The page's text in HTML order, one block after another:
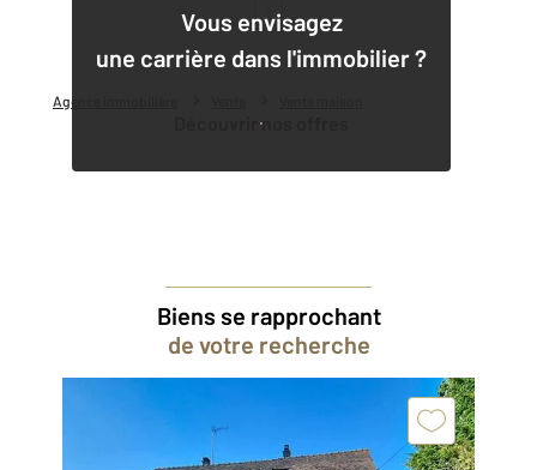
Agence immobilière
Vous envisagez
une carrière dans l'immobilier ?
Découvrir nos offres
1
Biens se rapprochant
de votre recherche